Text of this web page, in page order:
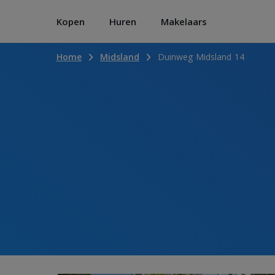
Kopen Huren Makelaars
Home Midsland Duinweg Midsland 14